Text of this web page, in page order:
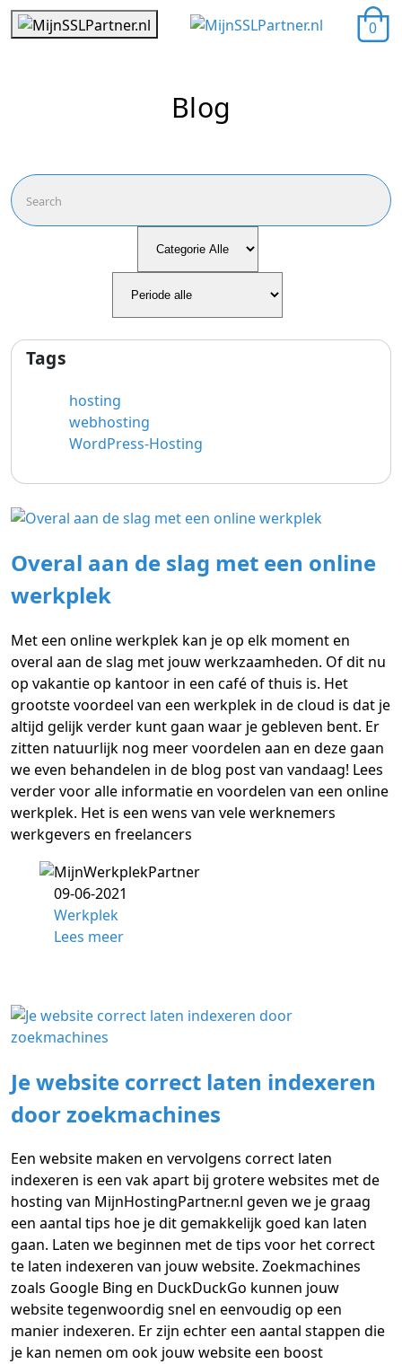
0
Blog
Tags
hosting
webhosting
WordPress-Hosting
Overal aan de slag met een online
werkplek
Met een online werkplek kan je op elk moment en
overal aan de slag met jouw werkzaamheden. Of dit nu
op vakantie op kantoor in een café of thuis is. Het
grootste voordeel van een werkplek in de cloud is dat je
altijd gelijk verder kunt gaan waar je gebleven bent. Er
zitten natuurlijk nog meer voordelen aan en deze gaan
we even behandelen in de blog post van vandaag! Lees
verder voor alle informatie en voordelen van een online
werkplek. Het is een wens van vele werknemers
werkgevers en freelancers
09-06-2021
Werkplek
Lees meer
Je website correct laten indexeren
door zoekmachines
Een website maken en vervolgens correct laten
indexeren is een vak apart bij grotere websites met de
hosting van MijnHostingPartner.nl geven we je graag
een aantal tips hoe je dit gemakkelijk goed kan laten
gaan. Laten we beginnen met de tips voor het correct
te laten indexeren van jouw website. Zoekmachines
zoals Google Bing en DuckDuckGo kunnen jouw
website tegenwoordig snel en eenvoudig op een
manier indexeren. Er zijn echter een aantal stappen die
je kan nemen om ook jouw website een boost